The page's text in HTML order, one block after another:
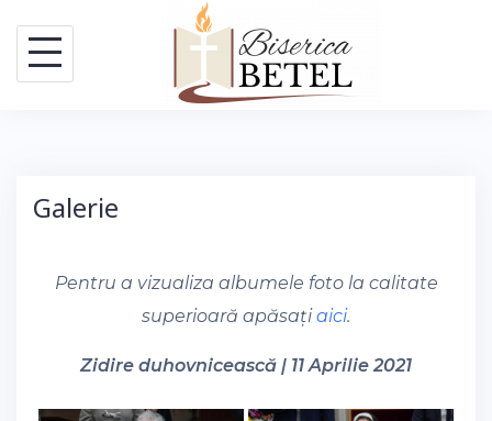
content
Galerie
Pentru a vizualiza albumele foto la calitate
superioară apăsațiaici.
Zidire duhovnicească | 11 Aprilie 2021